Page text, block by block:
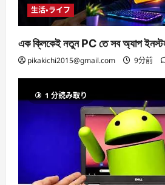
生活・ライフ
এক ক্লিকেই নতুন PC তে সব অ্যাপ
pikakichi2015@gmail.com 9分前
1 分読み取り